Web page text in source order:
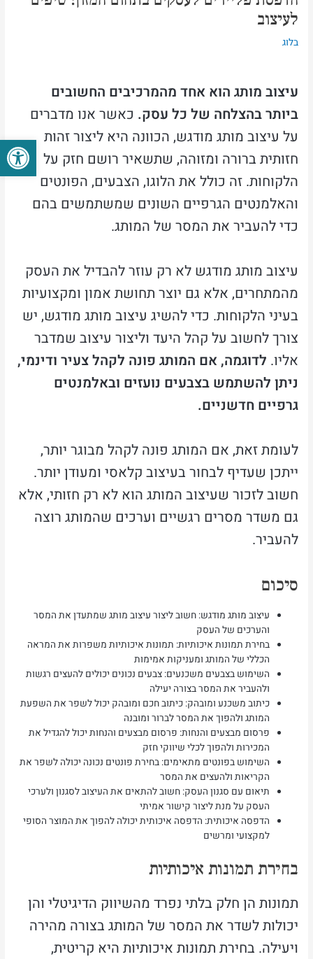
פתח
לעיצוב
בלוג
עיצוב מותג הוא אחד מהמרכיבים החשובים
ביותר בהצלחה של כל עסק. כאשר אנו מדברים
על עיצוב מותג מודגש, הכוונה היא ליצור זהות
חזותית ברורה ומזוהה, שתשאיר רושם חזק על
הלקוחות. זה כולל את הלוגו, הצבעים, הפונטים
והאלמנטים הגרפיים השונים שמשתמשים בהם
כדי להעביר את המסר של המותג.
עיצוב מותג מודגש לא רק עוזר להבדיל את העסק
מהמתחרים, אלא גם יוצר תחושת אמון ומקצועיות
בעיני הלקוחות. כדי להשיג עיצוב מותג מודגש, יש
צורך לחשוב על קהל היעד וליצור עיצוב שמדבר
אליו. לדוגמה, אם המותג פונה לקהל צעיר ודינמי,
ניתן להשתמש בצבעים נועזים ובאלמנטים
גרפיים חדשניים.
לעומת זאת, אם המותג פונה לקהל מבוגר יותר,
ייתכן שעדיף לבחור בעיצוב קלאסי ומעודן יותר.
חשוב לזכור שעיצוב המותג הוא לא רק חזותי, אלא
גם משדר מסרים רגשיים וערכים שהמותג רוצה
להעביר.
סיכום
עיצוב מותג מודגש: חשוב ליצור עיצוב מותג שמתעדן את המסר
והערכים של העסק
בחירת תמונות איכותיות: תמונות איכותיות משפרות את המראה
הכללי של המותג ומעניקות אמימות
השימוש בצבעים משכנעים: צבעים נכונים יכולים להעצים רגשות
ולהעביר את המסר בצורה יעילה
כיתוב משכנע ומובהק: כיתוב חכם ומובהק יכול לשפר את השפעת
המותג ולהפוך את המסר לברור ומובנה
פרסום מבצעים והנחות: פרסום מבצעים והנחות יכול להגדיל את
המכירות ולהפוך לכלי שיווקי חזק
השימוש בפונטים מתאימים: בחירת פונטים נכונה יכולה לשפר את
הקריאות ולהעצים את המסר
תיאום עם סגנון העסק: חשוב להתאים את העיצוב לסגנון ולערכי
העסק על מנת ליצור קישור אמיתי
הדפסה איכותית: הדפסה איכותית יכולה להפוך את המוצר הסופי
למקצועי ומרשים
בחירת תמונות איכותיות
תמונות הן חלק בלתי נפרד מהשיווק הדיגיטלי והן
יכולות לשדר את המסר של המותג בצורה מהירה
ויעילה. בחירת תמונות איכותיות היא קריטית,